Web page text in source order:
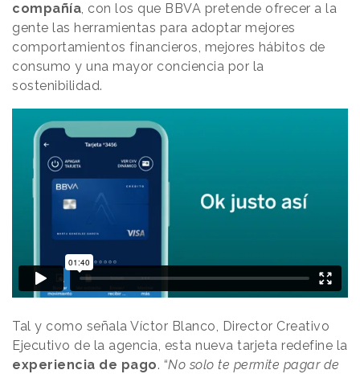
compañía, con los que BBVA pretende ofrecer a la
gente las herramientas para adoptar mejores
comportamientos financieros, mejores hábitos de
consumo y una mayor conciencia por la
sostenibilidad.
Tal y como señala Víctor Blanco, Director Creativo
Ejecutivo de la agencia, esta nueva tarjeta redefine la
experiencia de pago. “No solo te permite pagar de